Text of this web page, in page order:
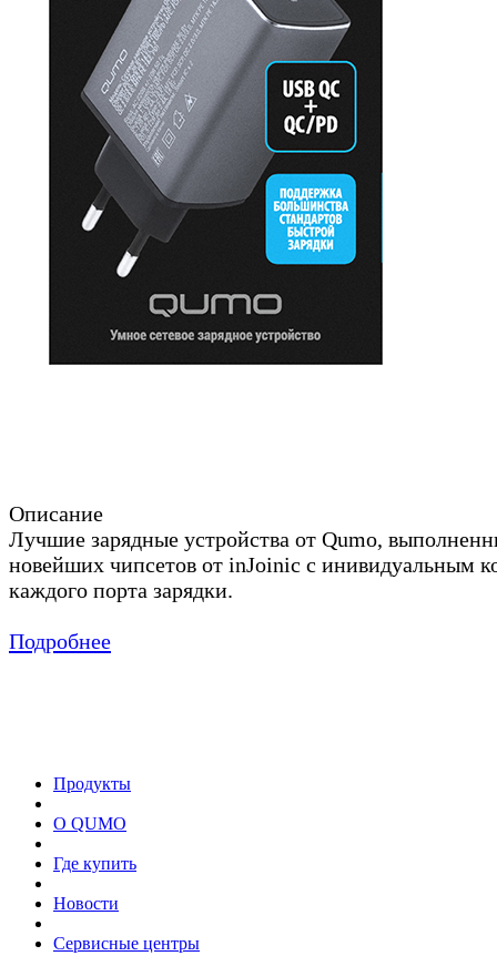
Описание
Лучшие зарядные устройства от Qumo,
новейших чипсетов от inJoinic с инивидуальным
каждого порта зарядки.
Подробнее
Продукты
О QUMO
Где купить
Новости
Сервисные центры